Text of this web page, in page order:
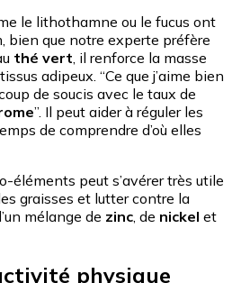
le lithothamne ou le fucus ont
que notre experte préfère
thé vert, il renforce la masse
adipeux. “Ce que j’aime bien
de soucis avec le taux de
”. Il peut aider à réguler les
de comprendre d’où elles
éléments peut s’avérer très utile
graisses et lutter contre la
mélange de zinc, de nickel et
physique